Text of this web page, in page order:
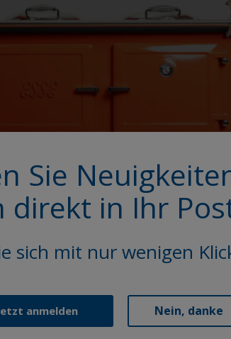
da das Unternehmen die
Jahren arbeiten beide Unternehmen eng
Sie
direkt in Ihr
sich mit nur wenigen
anmelden Nein, danke